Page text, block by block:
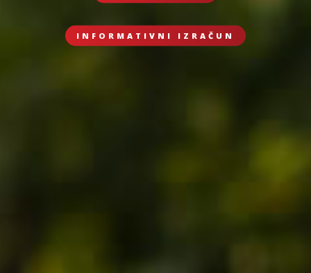
INFORMATIVNI IZRAČUN